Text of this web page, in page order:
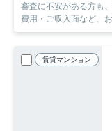
審査に不安がある方も、まず
費用・ご収入面など、
賃貸マンション